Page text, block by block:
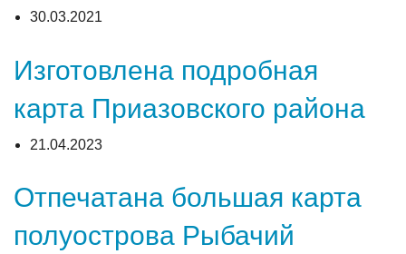
30.03.2021
Изготовлена подробная
карта Приазовского района
21.04.2023
Отпечатана большая карта
полуострова Рыбачий